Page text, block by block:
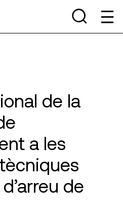
de la
a les
de